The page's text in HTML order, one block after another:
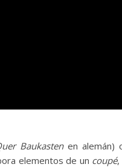
Baukasten en alemán)
elementos de un coupé,